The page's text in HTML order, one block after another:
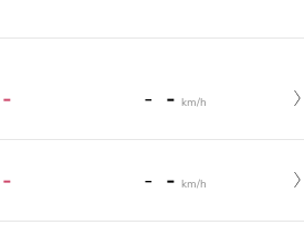
- - - km/h
- - - km/h